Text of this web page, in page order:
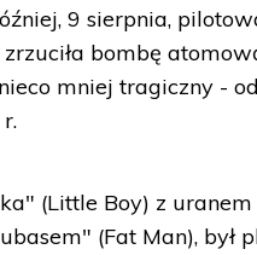
9 sierpnia,
bombę
mniej tragiczny -
(Little Boy) z uranem
(Fat Man), był